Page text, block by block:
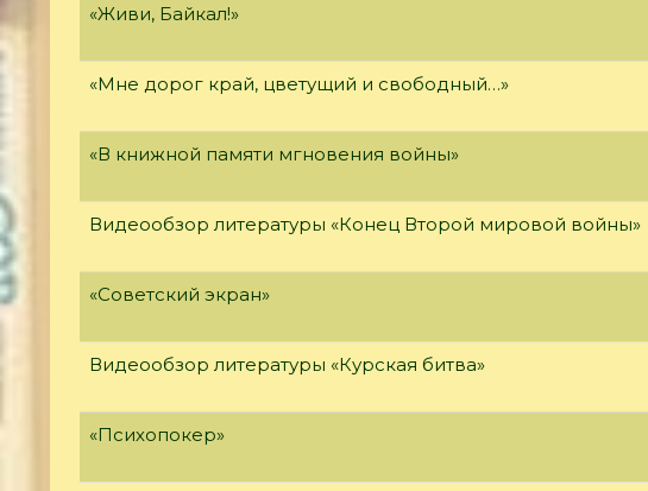
«Живи, Байкал!»
«Мне дорог край, цветущий и свободный…»
«В книжной памяти мгновения войны»
Видеообзор литературы «Конец Второй мировой войны»
«Советский экран»
Видеообзор литературы «Курская битва»
«Психопокер»